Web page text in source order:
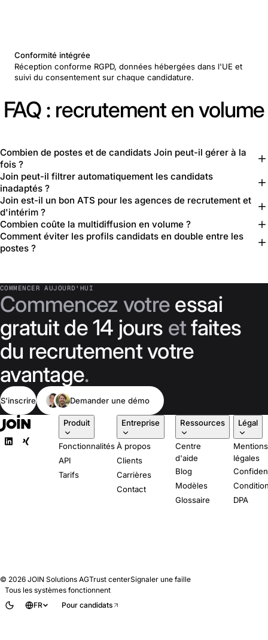
Conformité intégrée
Réception conforme RGPD, données hébergées dans l'UE et
suivi du consentement sur chaque candidature.
FAQ : recrutement en volume
Combien de postes et de candidats Join peut-il gérer à la
fois ?
Join peut-il filtrer automatiquement les candidats
inadaptés ?
Join est-il un bon ATS pour les agences de recrutement et
d'intérim ?
Combien coûte la multidiffusion en volume ?
Comment éviter les profils candidats en double entre les
postes ?
COMMENCER AUJOURD'HUI
Commencez votre essai
gratuit de 14 jours etfaites
du recrutement votre
avantage.
S'inscrire Demander une démo
Produit
Fonctionnalités
API
Tarifs
Entreprise
À propos
Clients
Carrières
Contact
Ressources
Centre
d'aide
Blog
Modèles
Glossaire
Légal
Mentions
légales
DPA
© 2026 JOIN Solutions AGTrust centerSignaler une faille
Tous les systèmes fonctionnent
FR
Pour candidats